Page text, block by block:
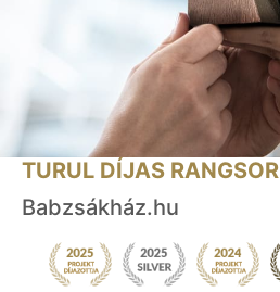
TURUL DÍJAS RANGSOR
Babzsákház.hu